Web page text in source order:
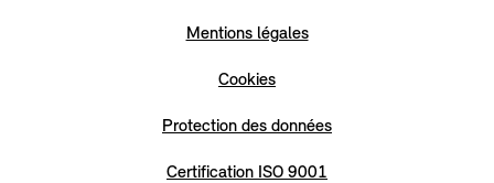
Mentions légales
Cookies
Protection des données
Certification ISO 9001